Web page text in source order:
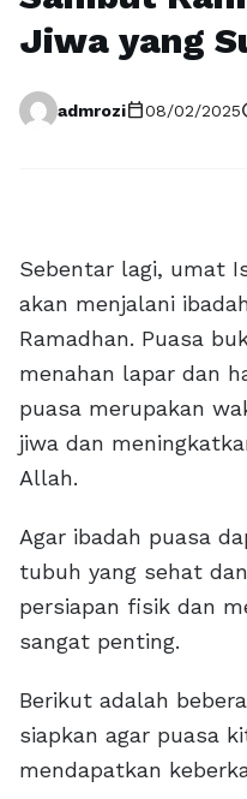
Jiwa yang
admrozicalendar_today08/02/2025
Sebentar lagi, umat
akan menjalani
Ramadhan. Puasa
menahan lapar dan
puasa merupakan
jiwa dan
Allah.
Agar ibadah puasa
tubuh yang sehat
persiapan fisik dan
sangat penting.
Berikut adalah
siapkan agar puasa
mendapatkan